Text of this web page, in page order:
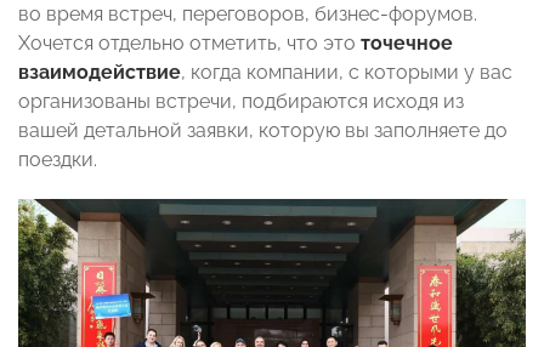
во время встреч, переговоров, бизнес-форумов.
Хочется отдельно отметить, что это точечное
взаимодействие, когда компании, с которыми у вас
организованы встречи, подбираются исходя из
вашей детальной заявки, которую вы заполняете до
поездки.